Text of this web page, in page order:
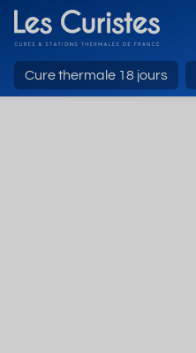
Cure thermale 18 jours